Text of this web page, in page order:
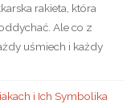
rakieta, która
Ale co z
uśmiech i każdy
i Ich Symbolika